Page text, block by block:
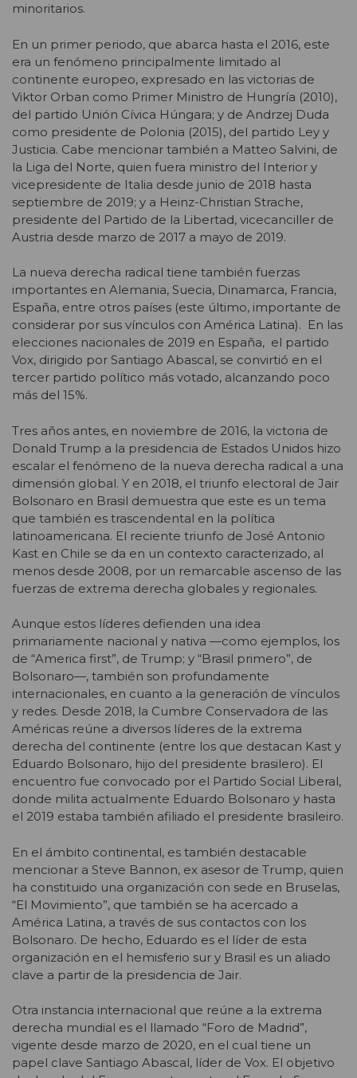
minoritarios.
En un primer periodo, que abarca hasta el 2016, este
era un fenómeno principalmente limitado al
continente europeo, expresado en las victorias de
Viktor Orban como Primer Ministro de Hungría (2010),
del partido Unión Cívica Húngara; y de Andrzej Duda
como presidente de Polonia (2015), del partido Ley y
Justicia. Cabe mencionar también a Matteo Salvini, de
la Liga del Norte, quien fuera ministro del Interior y
vicepresidente de Italia desde junio de 2018 hasta
septiembre de 2019; y a Heinz-Christian Strache,
presidente del Partido de la Libertad, vicecanciller de
Austria desde marzo de 2017 a mayo de 2019.
La nueva derecha radical tiene también fuerzas
importantes en Alemania, Suecia, Dinamarca, Francia,
España, entre otros países (este último, importante de
considerar por sus vínculos con América Latina). En las
elecciones nacionales de 2019 en España, el partido
Vox, dirigido por Santiago Abascal, se convirtió en el
tercer partido político más votado, alcanzando poco
más del 15%.
Tres años antes, en noviembre de 2016, la victoria de
Donald Trump a la presidencia de Estados Unidos hizo
escalar el fenómeno de la nueva derecha radical a una
dimensión global. Y en 2018, el triunfo electoral de Jair
Bolsonaro en Brasil demuestra que este es un tema
que también es trascendental en la política
latinoamericana. El reciente triunfo de José Antonio
Kast en Chile se da en un contexto caracterizado, al
menos desde 2008, por un remarcable ascenso de las
fuerzas de extrema derecha globales y regionales.
Aunque estos líderes defienden una idea
primariamente nacional y nativa —como ejemplos, los
de “America first”, de Trump; y “Brasil primero”, de
Bolsonaro—, también son profundamente
internacionales, en cuanto a la generación de vínculos
y redes. Desde 2018, la Cumbre Conservadora de las
Américas reúne a diversos líderes de la extrema
derecha del continente (entre los que destacan Kast y
Eduardo Bolsonaro, hijo del presidente brasilero). El
encuentro fue convocado por el Partido Social Liberal,
donde milita actualmente Eduardo Bolsonaro y hasta
el 2019 estaba también afiliado el presidente brasileiro.
En el ámbito continental, es también destacable
mencionar a Steve Bannon, ex asesor de Trump, quien
ha constituido una organización con sede en Bruselas,
“El Movimiento”, que también se ha acercado a
América Latina, a través de sus contactos con los
Bolsonaro. De hecho, Eduardo es el líder de esta
organización en el hemisferio sur y Brasil es un aliado
clave a partir de la presidencia de Jair.
Otra instancia internacional que reúne a la extrema
derecha mundial es el llamado “Foro de Madrid”,
vigente desde marzo de 2020, en el cual tiene un
papel clave Santiago Abascal, líder de Vox. El objetivo